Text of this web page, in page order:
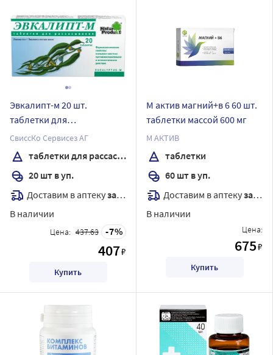
Эвкалипт-м 20 шт.
таблетки для
рассасывания
СвиссКо Сервисез АГ
таблетки для рассасывания
20 шт в уп.
Доставим в аптекузавтра
В наличии
Цена: 437.63 7
407₽
Купить
М актив магний+в 6 60 шт.
таблетки массой 600 мг
М АКТИВ
таблетки
60 шт в уп.
Доставим в аптекузавтра
В наличии
Цена:
675₽
Купить